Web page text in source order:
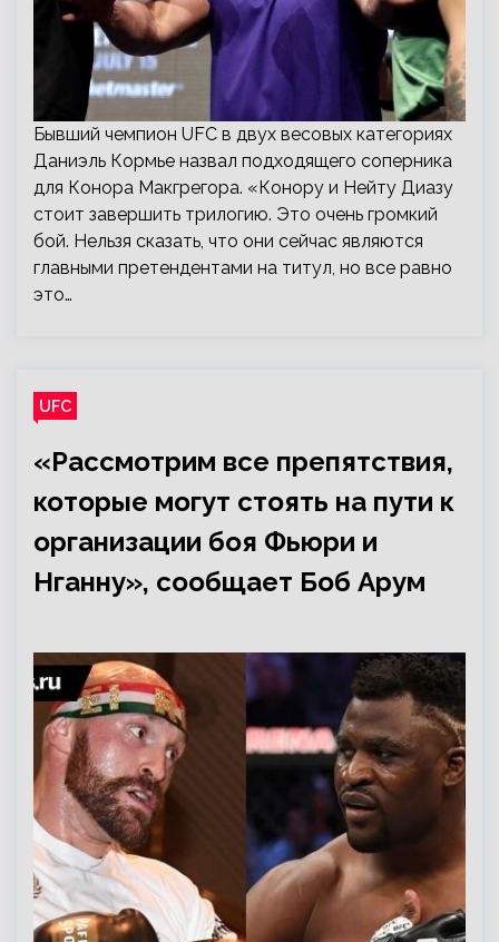
Бывший чемпион UFC в двух весовых категориях
Даниэль Кормье назвал подходящего соперника
для Конора Макгрегора. «Конору и Нейту Диазу
стоит завершить трилогию. Это очень громкий
бой. Нельзя сказать, что они сейчас являются
главными претендентами на титул, но все равно
это…
UFC
«Рассмотрим все препятствия,
которые могут стоять на пути к
организации боя Фьюри и
Нганну», сообщает Боб Арум